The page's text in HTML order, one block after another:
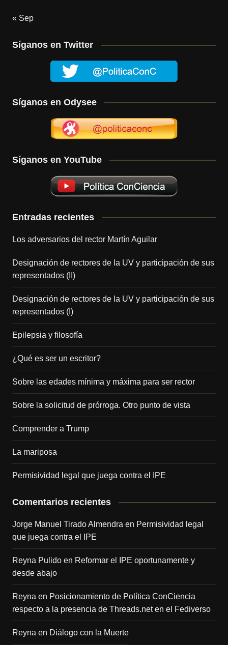
« Sep
Síganos en Twitter
Síganos en Odysee
Síganos en YouTube
Entradas recientes
Los adversarios del rector Martín Aguilar
Designación de rectores de la UV y participación de sus
representados (II)
Designación de rectores de la UV y participación de sus
representados (I)
Epilepsia y filosofía
¿Qué es ser un escritor?
Sobre las edades mínima y máxima para ser rector
Sobre la solicitud de prórroga. Otro punto de vista
Comprender a Trump
La mariposa
Permisividad legal que juega contra el IPE
Comentarios recientes
Jorge Manuel Tirado Almendra en Permisividad legal
que juega contra el IPE
Reyna Pulidoen Reformar el IPE oportunamente y
desde abajo
Reyna en Posicionamiento de Política ConCiencia
respecto a la presencia de Threads.net en el Fediverso
Reyna en Diálogo con la Muerte